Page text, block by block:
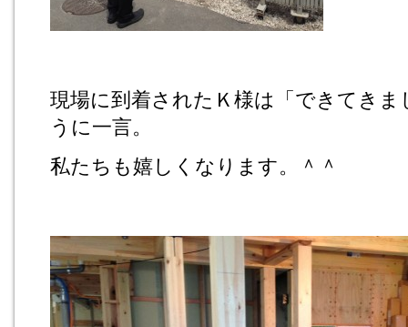
現場に到着されたＫ様は「できてき
うに一言。
私たちも嬉しくなります。＾＾